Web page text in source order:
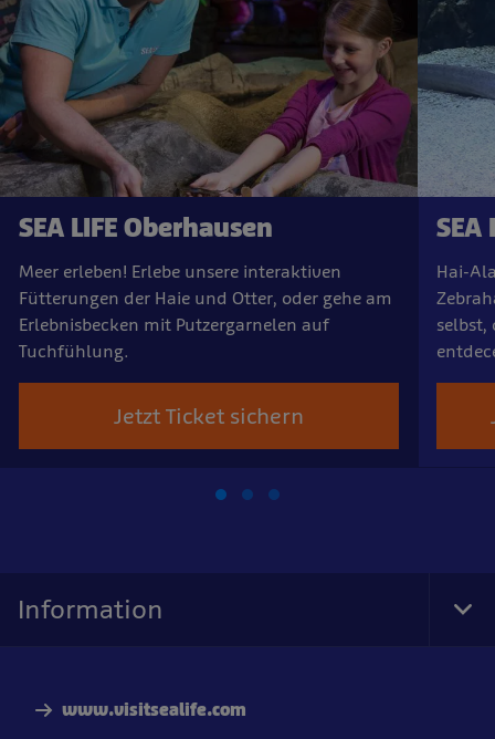
SEA LIFE Oberhausen
Meer erleben! Erlebe unsere interaktiven
Fütterungen der Haie und Otter, oder gehe am
Erlebnisbecken mit Putzergarnelen auf
Tuchfühlung.
Jetzt Ticket sichern
SEA
Hai-
selbst,
www.visitsealife.com
Information